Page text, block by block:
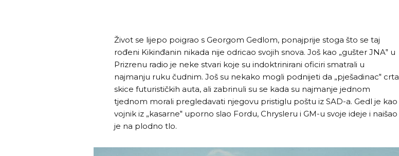
Život se lijepo poigrao s Georgom Gedlom, ponajprije stoga što se taj
rođeni Kikinđanin nikada nije odricao svojih snova. Još kao „gušter JNA‟ u
Prizrenu radio je neke stvari koje su indoktrinirani oficiri smatrali u
najmanju ruku čudnim. Još su nekako mogli podnijeti da „pješadinac‟ crta
skice futurističkih auta, ali zabrinuli su se kada su najmanje jednom
tjednom morali pregledavati njegovu pristiglu poštu iz SAD-a. Gedl je kao
vojnik iz „kasarne‟ uporno slao Fordu, Chrysleru i GM-u svoje ideje i naišao
je na plodno tlo.